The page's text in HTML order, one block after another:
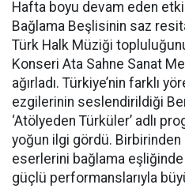
Hafta boyu devam eden
Bağlama Beşlisinin saz
Türk Halk Müziği
Konseri Ata Sahne Sanat
ağırladı. Türkiye’nin farklı
ezgilerinin seslendirildiği
‘Atölyeden Türküler’ adlı
yoğun ilgi gördü.
eserlerini bağlama
güçlü performanslarıyla